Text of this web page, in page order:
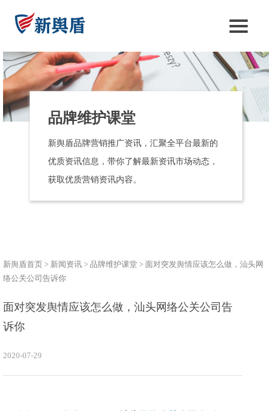
品牌维护课堂
新舆盾品牌营销推广资讯，汇聚全平台最新的
优质资讯信息，带你了解最新资讯市场动态，
获取优质营销资讯内容。
新舆盾首页 > 新闻资讯 > 品牌维护课堂 > 面对突发舆情应该怎么做，汕头网
络公关公司告诉你
面对突发舆情应该怎么做，汕头网络公关公司告
诉你
2020-07-29